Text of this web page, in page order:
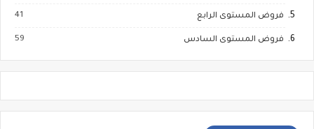
فروض المستوى الرابع 41
فروض المستوى السادس 59